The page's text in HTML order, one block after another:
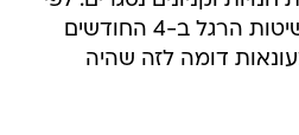
"האטלנטיק", מספר פשיטות הרגל ב-4 החודשים
דומה לזה שהיה